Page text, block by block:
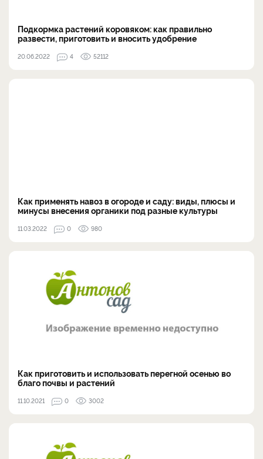
Подкормка растений коровяком: как правильно
развести, приготовить и вносить удобрение
20.06.2022 4 52112
Как применять навоз в огороде и саду: виды, плюсы и
минусы внесения органики под разные культуры
11.03.2022 0 980
Как приготовить и использовать перегной осенью во
благо почвы и растений
11.10.2021 0 3002